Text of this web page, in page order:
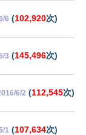
6 (102,920次)
3 (145,496次)
6/2 (112,545次)
1 (107,634次)